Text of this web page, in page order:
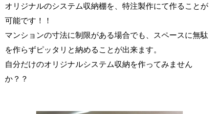
オリジナルのシステム収納棚を、特注製作にて作ることが
可能です！！
マンションの寸法に制限がある場合でも、スペースに無駄
を作らずピッタリと納めることが出来ます。
自分だけのオリジナルシステム収納を作ってみません
か？？